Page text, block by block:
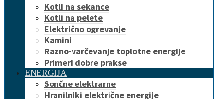
Kotli na sekance
Kotli na pelete
Električno ogrevanje
Kamini
Razno-varčevanje toplotne energije
Primeri dobre prakse
ENERGIJA
Sončne elektrarne
Hranilniki električne energije